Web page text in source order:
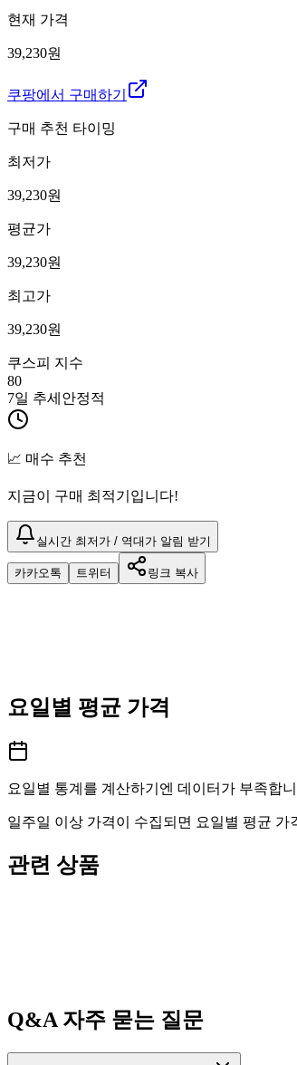
현재 가격
39,230원
쿠팡에서 구매하기
구매 추천 타이밍
최저가
39,230원
평균가
39,230원
최고가
39,230원
쿠스피 지수
80
7일 추세 안정적
📈 매수 추천
지금이 구매 최적기입니다!
실시간 최저가 / 역대가 알림 받기
카카오톡 트위터 링크 복사
요일별 평균 가격
요일별 통계를 계산하기엔 데이터가 부족합
일주일 이상 가격이 수집되면 요일별 평균 가
관련 상품
Q&A자주 묻는 질문